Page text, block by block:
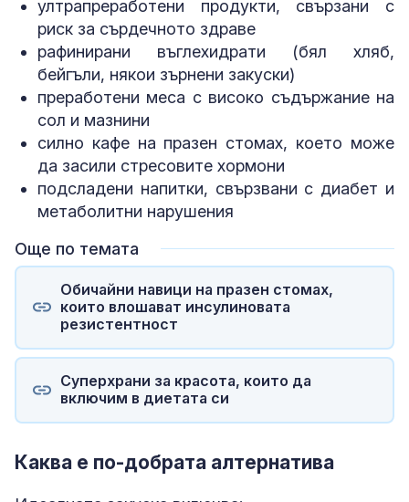
ултрапреработени продукти, свързани с
риск за сърдечното здраве
рафинирани въглехидрати (бял хляб,
бейгъли, някои зърнени закуски)
преработени меса с високо съдържание на
сол и мазнини
силно кафе на празен стомах, което може
да засили стресовите хормони
подсладени напитки, свързвани с диабет и
метаболитни нарушения
Още по темата
Обичайни навици на празен стомах,
които влошават инсулиновата
резистентност
Суперхрани за красота, които да
включим в диетата си
Каква е по-добрата алтернатива